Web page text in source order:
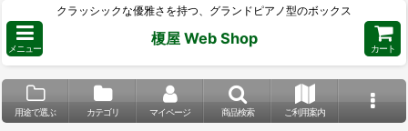
クラッシックな優雅さを持つ、グランドピアノ型のボックス
メニュー
榎屋 Web Shop
カート
用途で選ぶ カテゴリ マイページ 商品検索 ご利用案内